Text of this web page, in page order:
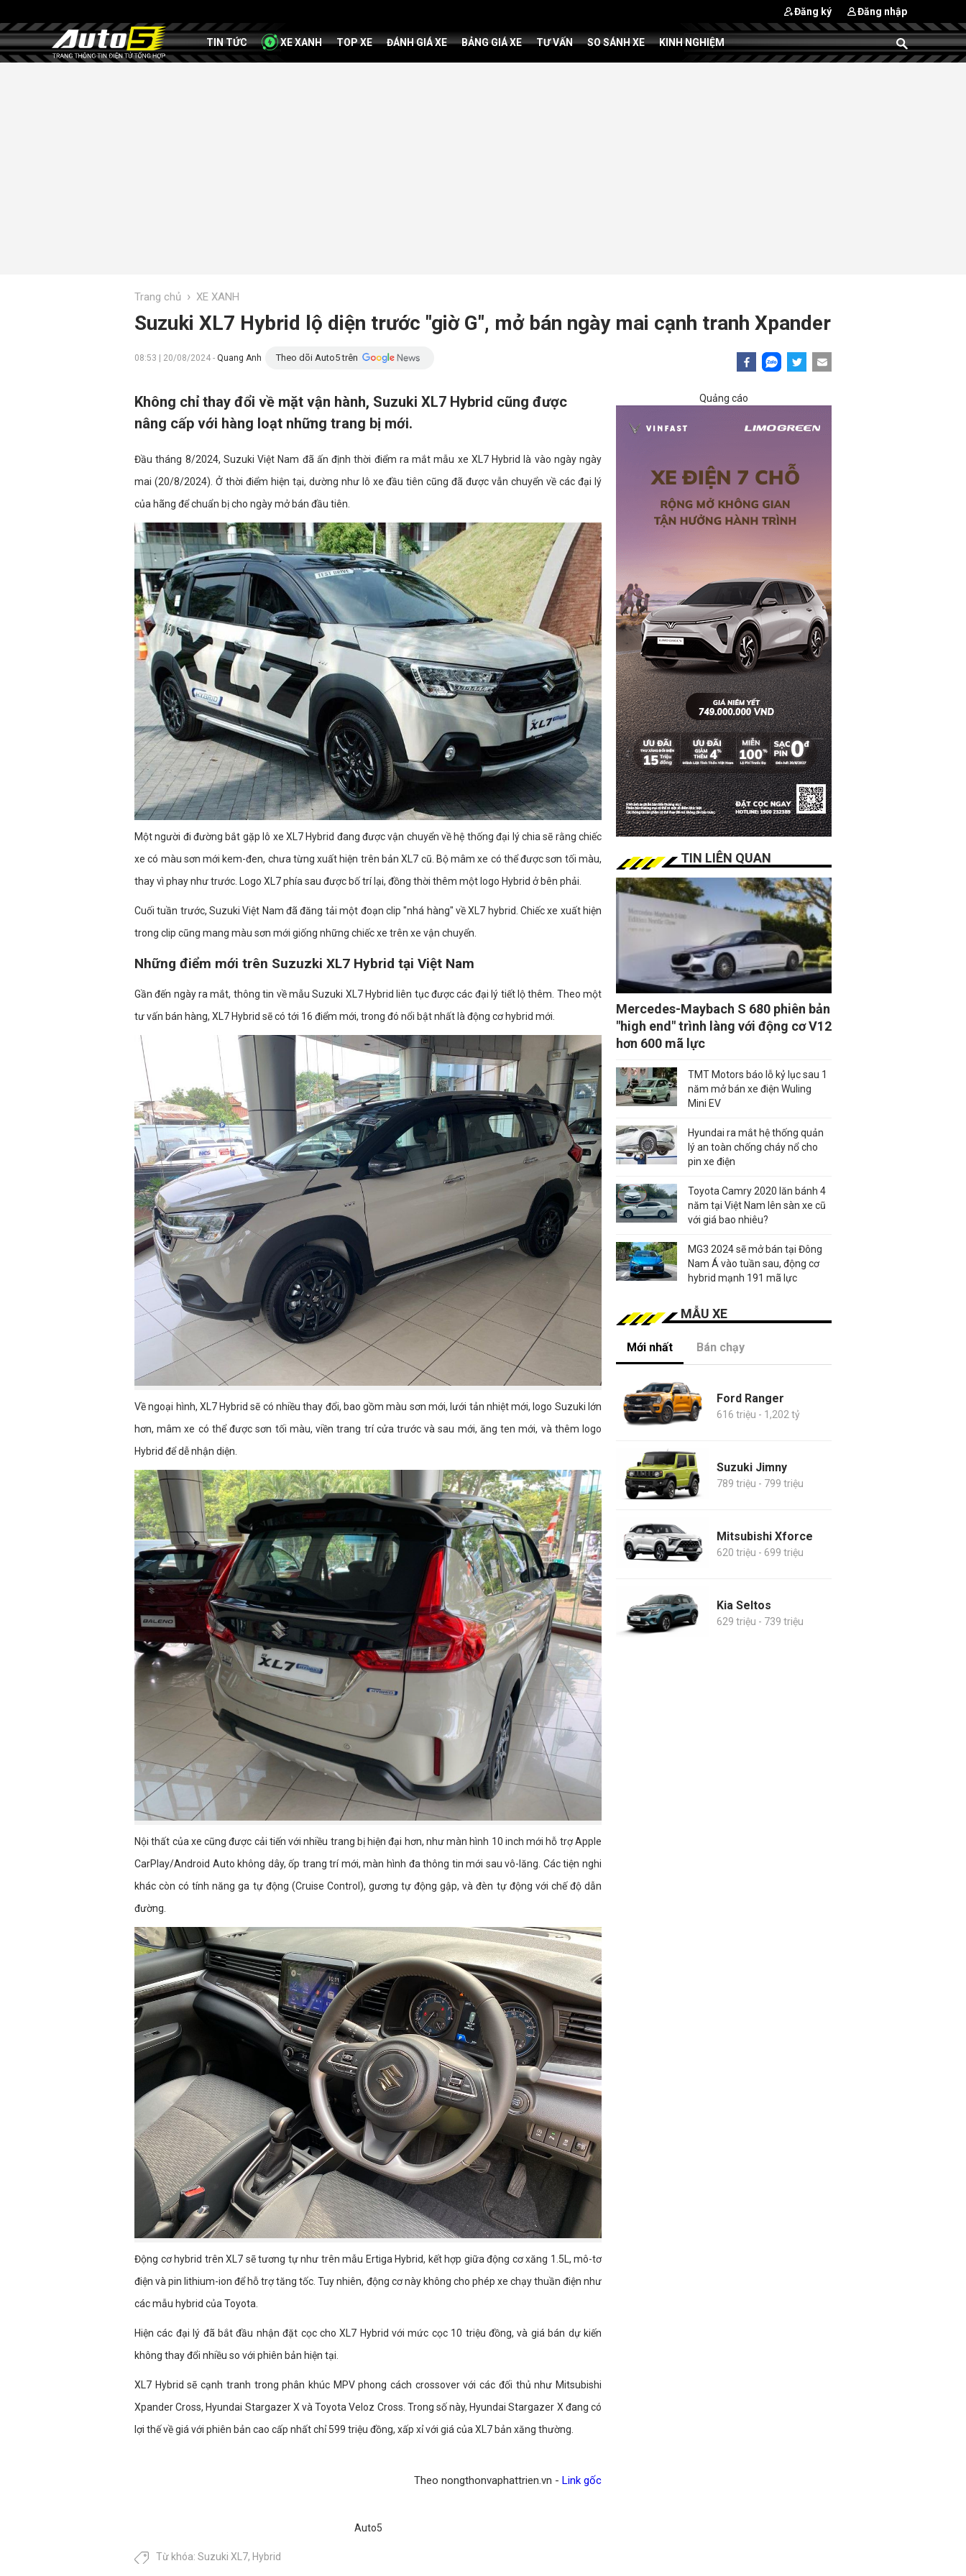
Đăng ký Đăng nhập
TIN TỨC XE XANH TOP XE ĐÁNH GIÁ XE BẢNG GIÁ XE TƯ VẤN SO SÁNH XE KINH NGHIỆM
Trang chủ › XE XANH
Suzuki XL7 Hybrid lộ diện trước "giờ G", mở bán ngày mai cạnh tranh Xpander
08:53 | 20/08/2024 - Quang Anh Theo dõi Auto5 trên
Không chỉ thay đổi về mặt vận hành, Suzuki XL7 Hybrid cũng được
nâng cấp với hàng loạt những trang bị mới.
Đầu tháng 8/2024, Suzuki Việt Nam đã ấn định thời điểm ra mắt mẫu xe XL7 Hybrid là vào ngày ngày
mai (20/8/2024). Ở thời điểm hiện tại, dường như lô xe đầu tiên cũng đã được vẫn chuyển về các đại lý
của hãng để chuẩn bị cho ngày mở bán đầu tiên.
Một người đi đường bắt gặp lô xe XL7 Hybrid đang được vận chuyển về hệ thống đại lý chia sẽ rằng chiếc
xe có màu sơn mới kem-đen, chưa từng xuất hiện trên bản XL7 cũ. Bộ mâm xe có thể được sơn tối màu,
thay vì phay như trước. Logo XL7 phía sau được bố trí lại, đồng thời thêm một logo Hybrid ở bên phải.
Cuối tuần trước, Suzuki Việt Nam đã đăng tải một đoạn clip "nhá hàng" về XL7 hybrid. Chiếc xe xuất hiện
trong clip cũng mang màu sơn mới giống những chiếc xe trên xe vận chuyển.
Những điểm mới trên Suzuzki XL7 Hybrid tại Việt Nam
Gần đến ngày ra mắt, thông tin về mẫu Suzuki XL7 Hybrid liên tục được các đại lý tiết lộ thêm. Theo một
tư vấn bán hàng, XL7 Hybrid sẽ có tới 16 điểm mới, trong đó nổi bật nhất là động cơ hybrid mới.
Về ngoại hình, XL7 Hybrid sẽ có nhiều thay đổi, bao gồm màu sơn mới, lưới tản nhiệt mới, logo Suzuki lớn
hơn, mâm xe có thể được sơn tối màu, viền trang trí cửa trước và sau mới, ăng ten mới, và thêm logo
Hybrid để dễ nhận diện.
Nội thất của xe cũng được cải tiến với nhiều trang bị hiện đại hơn, như màn hình 10 inch mới hỗ trợ Apple
CarPlay/Android Auto không dây, ốp trang trí mới, màn hình đa thông tin mới sau vô-lăng. Các tiện nghi
khác còn có tính năng ga tự động (Cruise Control), gương tự động gập, và đèn tự động với chế độ dẫn
đường.
Động cơ hybrid trên XL7 sẽ tương tự như trên mẫu Ertiga Hybrid, kết hợp giữa động cơ xăng 1.5L, mô-tơ
điện và pin lithium-ion để hỗ trợ tăng tốc. Tuy nhiên, động cơ này không cho phép xe chạy thuần điện như
các mẫu hybrid của Toyota.
Hiện các đại lý đã bắt đầu nhận đặt cọc cho XL7 Hybrid với mức cọc 10 triệu đồng, và giá bán dự kiến
không thay đổi nhiều so với phiên bản hiện tại.
XL7 Hybrid sẽ cạnh tranh trong phân khúc MPV phong cách crossover với các đối thủ như Mitsubishi
Xpander Cross, Hyundai Stargazer X và Toyota Veloz Cross. Trong số này, Hyundai Stargazer X đang có
lợi thế về giá với phiên bản cao cấp nhất chỉ 599 triệu đồng, xấp xỉ với giá của XL7 bản xăng thường.
Theo nongthonvaphattrien.vn - Link gốc
Auto5
Từ khóa: Suzuki XL7, Hybrid
Quảng cáo
TIN LIÊN QUAN
Mercedes-Maybach S 680 phiên bản
"high end" trình làng với động cơ V12
hơn 600 mã lực
TMT Motors báo lỗ kỷ lục sau 1
năm mở bán xe điện Wuling
Mini EV
Hyundai ra mắt hệ thống quản
lý an toàn chống cháy nổ cho
pin xe điện
Toyota Camry 2020 lăn bánh 4
năm tại Việt Nam lên sàn xe cũ
với giá bao nhiêu?
MG3 2024 sẽ mở bán tại Đông
Nam Á vào tuần sau, động cơ
hybrid mạnh 191 mã lực
MẪU XE
Mới nhất Bán chạy
Ford Ranger
616 triệu - 1,202 tỷ
Suzuki Jimny
789 triệu - 799 triệu
Mitsubishi Xforce
620 triệu - 699 triệu
Kia Seltos
629 triệu - 739 triệu